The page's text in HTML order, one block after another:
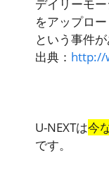
デイリーモ
をアップロ
という事件が
出典： http://
U-NEXTは今
です。